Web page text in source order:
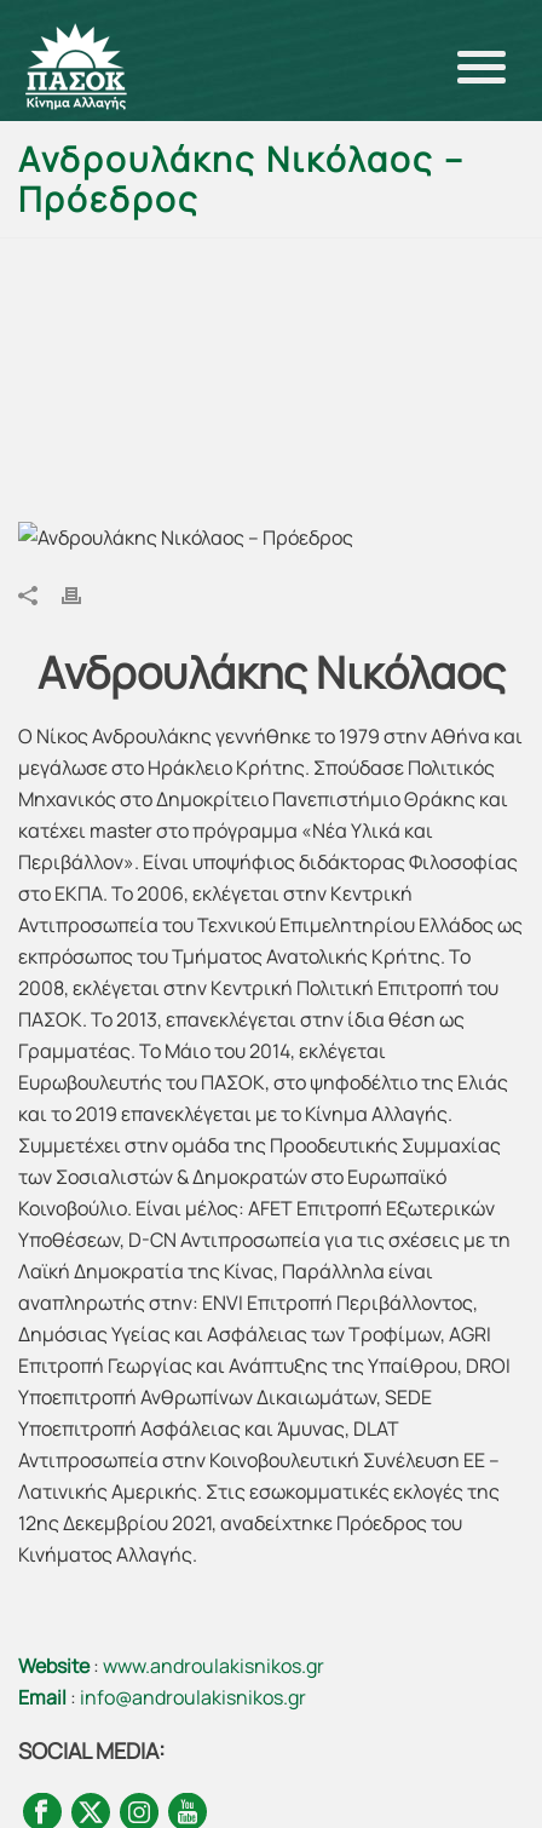
Ανδρουλάκης Νικόλαος –
Πρόεδρος
Ανδρουλάκης Νικόλαος
Ο Νίκος Ανδρουλάκης γεννήθηκε το 1979 στην Αθήνα και
μεγάλωσε στο Ηράκλειο Κρήτης. Σπούδασε Πολιτικός
Μηχανικός στο Δημοκρίτειο Πανεπιστήμιο Θράκης και
κατέχει master στο πρόγραμμα «Νέα Υλικά και
Περιβάλλον». Είναι υποψήφιος διδάκτορας Φιλοσοφίας
στο ΕΚΠΑ. Το 2006, εκλέγεται στην Κεντρική
Αντιπροσωπεία του Τεχνικού Επιμελητηρίου Ελλάδος ως
εκπρόσωπος του Τμήματος Ανατολικής Κρήτης. Το
2008, εκλέγεται στην Κεντρική Πολιτική Επιτροπή του
ΠΑΣΟΚ. Το 2013, επανεκλέγεται στην ίδια θέση ως
Γραμματέας. Το Μάιο του 2014, εκλέγεται
Ευρωβουλευτής του ΠΑΣΟΚ, στο ψηφοδέλτιο της Ελιάς
και το 2019 επανεκλέγεται με το Κίνημα Αλλαγής.
Συμμετέχει στην ομάδα της Προοδευτικής Συμμαχίας
των Σοσιαλιστών & Δημοκρατών στο Ευρωπαϊκό
Κοινοβούλιο. Είναι μέλος: AFET Επιτροπή Εξωτερικών
Υποθέσεων, D-CN Αντιπροσωπεία για τις σχέσεις με τη
Λαϊκή Δημοκρατία της Κίνας, Παράλληλα είναι
αναπληρωτής στην: ENVI Επιτροπή Περιβάλλοντος,
Δημόσιας Υγείας και Ασφάλειας των Τροφίμων, AGRI
Επιτροπή Γεωργίας και Ανάπτυξης της Υπαίθρου, DROI
Υποεπιτροπή Ανθρωπίνων Δικαιωμάτων, SEDE
Υποεπιτροπή Ασφάλειας και Άμυνας, DLAT
Αντιπροσωπεία στην Κοινοβουλευτική Συνέλευση ΕΕ –
Λατινικής Αμερικής. Στις εσωκομματικές εκλογές της
12ης Δεκεμβρίου 2021, αναδείχτηκε Πρόεδρος του
Κινήματος Αλλαγής.
Website:www.androulakisnikos.gr
Email: info@androulakisnikos.gr
SOCIAL MEDIA: